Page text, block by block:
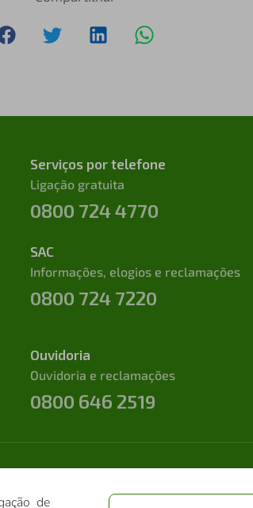
de
Serviços por telefone
Ligação gratuita
0800 724 4770
SAC
Informações, elogios e reclamações
0800 724 7220
Ouvidoria
Ouvidoria e reclamações
0800 646 2519